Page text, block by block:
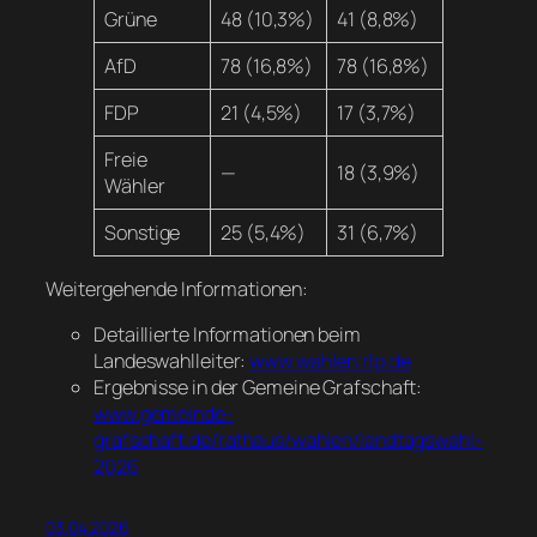
Grüne 48 (10,3%)
41 (8,8%)
AfD
78 (16,8%)
78 (16,8%)
FDP
21 (4,5%)
17 (3,7%)
Freie
Wähler
— 18 (3,9%)
Sonstige 25 (5,4%) 31 (6,7%)
Weitergehende Informationen:
Detaillierte Informationen beim
Landeswahlleiter:www.wahlen.rlp.de
Ergebnisse in der Gemeine Grafschaft:
www.gemeinde-
grafschaft.de/rathaus/wahlen/landtagswahl-
2026
03.04.2026